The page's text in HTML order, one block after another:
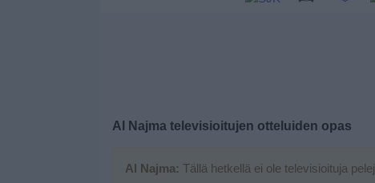
Al Najmatelevisioitujen otteluiden opas
Al Najma: Tällä hetkellä ei ole televisioituja